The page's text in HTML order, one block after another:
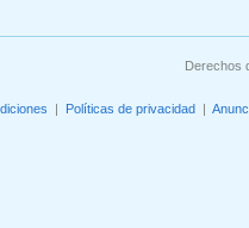
Derechos
Políticas de privacidad